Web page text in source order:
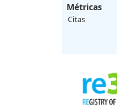
Métricas
Citas